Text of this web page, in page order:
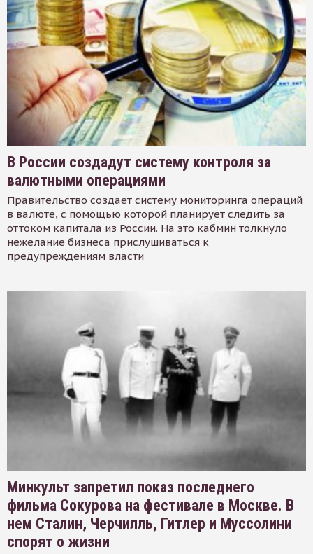
В России создадут систему контроля за
валютными операциями
Правительство создает систему мониторинга операций
в валюте, с помощью которой планирует следить за
оттоком капитала из России. На это кабмин толкнуло
нежелание бизнеса прислушиваться к
предупреждениям власти
Минкульт запретил показ последнего
фильма Сокурова на фестивале в Москве. В
нем Сталин, Черчилль, Гитлер и Муссолини
спорят о жизни